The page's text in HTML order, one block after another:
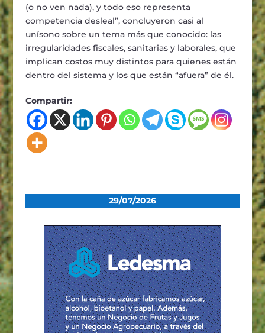
(o no ven nada), y todo eso representa
competencia desleal”, concluyeron casi al
unísono sobre un tema más que conocido: las
irregularidades fiscales, sanitarias y laborales, que
implican costos muy distintos para quienes están
dentro del sistema y los que están “afuera” de él.
Compartir:
29/07/2026